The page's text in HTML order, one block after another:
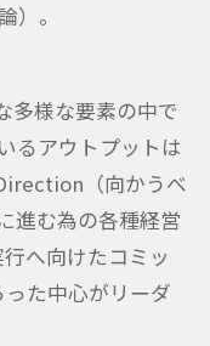
）。
多様な要素の中で
るアウトプットは
（向かうべ
進む為の各種経営
へ向けたコミッ
た中心がリーダ